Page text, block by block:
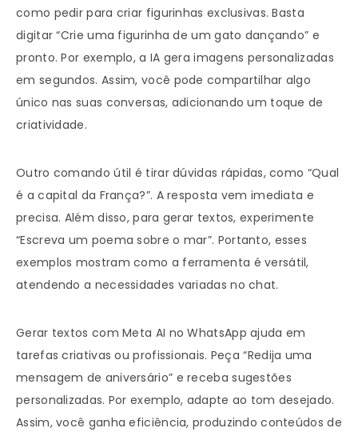
como pedir para criar figurinhas exclusivas. Basta
digitar “Crie uma figurinha de um gato dançando” e
pronto. Por exemplo, a IA gera imagens personalizadas
em segundos. Assim, você pode compartilhar algo
único nas suas conversas, adicionando um toque de
criatividade.
Outro comando útil é tirar dúvidas rápidas, como “Qual
é a capital da França?”. A resposta vem imediata e
precisa. Além disso, para gerar textos, experimente
“Escreva um poema sobre o mar”. Portanto, esses
exemplos mostram como a ferramenta é versátil,
atendendo a necessidades variadas no chat.
Gerar textos com Meta AI no WhatsApp ajuda em
tarefas criativas ou profissionais. Peça “Redija uma
mensagem de aniversário” e receba sugestões
personalizadas. Por exemplo, adapte ao tom desejado.
Assim, você ganha eficiência, produzindo conteúdos de